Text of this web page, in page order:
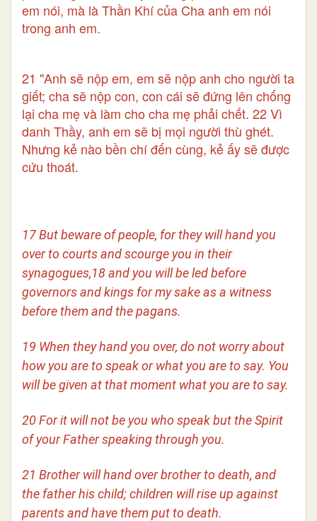
em nói, mà là Thần Khí của Cha anh em nói
trong anh em.
21 "Anh sẽ nộp em, em sẽ nộp anh cho người ta
giết; cha sẽ nộp con, con cái sẽ đứng lên chống
lại cha mẹ và làm cho cha mẹ phải chết. 22 Vì
danh Thầy, anh em sẽ bị mọi người thù ghét.
Nhưng kẻ nào bền chí đến cùng, kẻ ấy sẽ được
cứu thoát.
17 But beware of people, for they will hand you
over to courts and scourge you in their
synagogues,18 and you will be led before
governors and kings for my sake as a witness
before them and the pagans.
19 When they hand you over, do not worry about
how you are to speak or what you are to say. You
will be given at that moment what you are to say.
20 For it will not be you who speak but the Spirit
of your Father speaking through you.
21 Brother will hand over brother to death, and
the father his child; children will rise up against
parents and have them put to death.